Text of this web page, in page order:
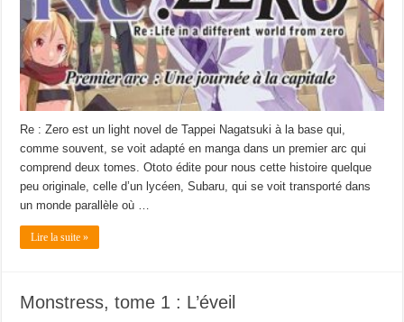
Re : Zero est un light novel de Tappei Nagatsuki à la base qui,
comme souvent, se voit adapté en manga dans un premier arc qui
comprend deux tomes. Ototo édite pour nous cette histoire quelque
peu originale, celle d’un lycéen, Subaru, qui se voit transporté dans
un monde parallèle où …
Lire la suite »
Monstress, tome 1 : L’éveil